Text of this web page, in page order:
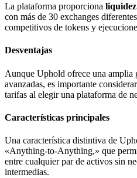
La plataforma proporciona
con más de 30 exchanges
competitivos de tokens y
Desventajas
Aunque Uphold ofrece una amplia
avanzadas, es importante
tarifas al elegir una plataforma de
Características principales
Una característica distintiva de
«Anything-to-Anything,» que
entre cualquier par de activos sin
intermedias.